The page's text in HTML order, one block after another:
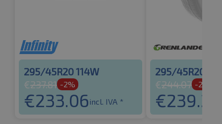
295/45R20 114W
€237.81 -2%
€233.06 incl. IVA *
295/45R20
€244.07 -2%
€239.20